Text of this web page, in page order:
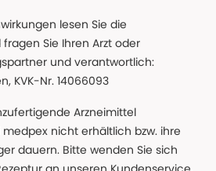
lesen Sie die
Sie Ihren Arzt oder
und verantwortlich:
KVK-Nr. 14066093
Arzneimittel
nicht erhältlich bzw. ihre
dauern. Bitte wenden Sie sich